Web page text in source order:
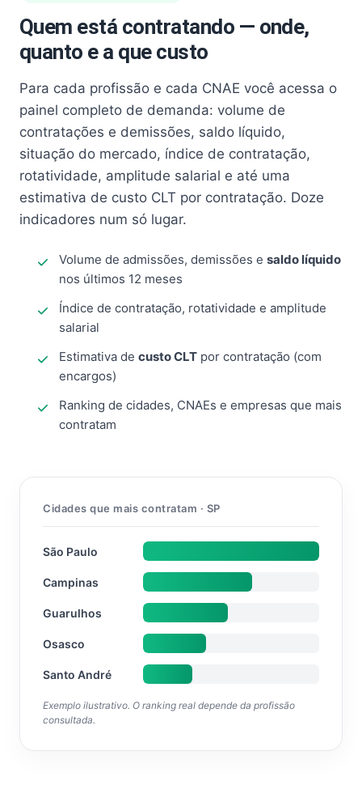
Quem está contratando — onde,
quanto e a que custo
Para cada profissão e cada CNAE você acessa o
painel completo de demanda: volume de
contratações e demissões, saldo líquido,
situação do mercado, índice de contratação,
rotatividade, amplitude salarial e até uma
estimativa de custo CLT por contratação. Doze
indicadores num só lugar.
Volume de admissões, demissões e saldo líquido
nos últimos 12 meses
Índice de contratação, rotatividade e amplitude
salarial
Estimativa de custo CLT por contratação (com
encargos)
Ranking de cidades, CNAEs e empresas que mais
contratam
Cidades que mais contratam · SP
São Paulo
Campinas
Guarulhos
Osasco
Santo André
Exemplo ilustrativo. O ranking real depende da profissão
consultada.